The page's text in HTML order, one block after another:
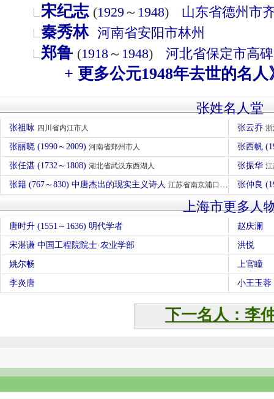
宋纪志 (1929 ～ 1948) 山东省德州市
秦秀林 河南省安阳市林州
郑鲁 (1918～ 1948) 河北省保定市高
+ 更多公元1948年去世的名人
张姓名人堂
张祖咏 四川省内江市人 张云乔
张丽晓 (1990～2009) 河南省郑州市人 张西帆
张任湛 (1732～1808) 湖北省武汉东西湖人 张振华
张籍 (767～830) 中唐杰出的现实主义诗人 江苏省南京浦口区人 张仲良
上海市更多人
唐时升 (1551～1636) 明代学者 赵庆澜
宋湛谦 中国工程院院士·农业学部 洪悦
姚尔畅 上官瞳
李炎唐 小王玉蓉
下一名人：李